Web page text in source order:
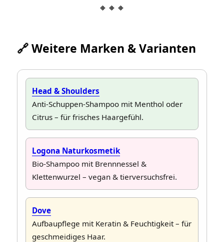
🔸🔸🔸
🔗 Weitere Marken & Varianten
Head & Shoulders
Anti-Schuppen-Shampoo mit Menthol oder
Citrus – für frisches Haargefühl.
Logona Naturkosmetik
Bio-Shampoo mit Brennnessel &
Klettenwurzel – vegan & tierversuchsfrei.
Dove
Aufbaupflege mit Keratin & Feuchtigkeit – für
geschmeidiges Haar.